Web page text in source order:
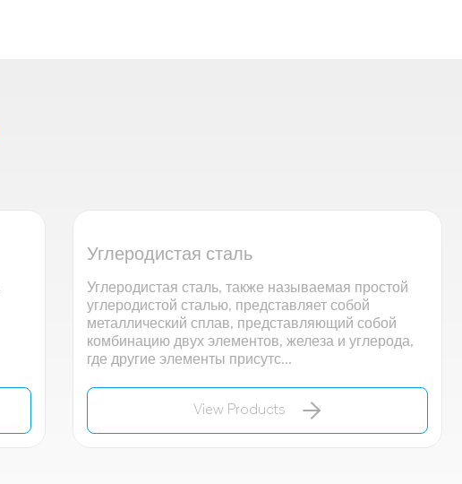
Углеродистая сталь
Углеродистая сталь, также называемая простой
углеродистой сталью, представляет собой
металлический сплав, представляющий собой
комбинацию двух элементов, железа и углерода,
где другие элементы присутс...
View Products